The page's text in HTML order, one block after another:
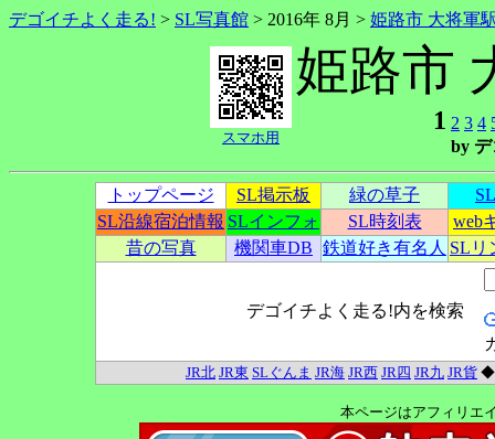
デゴイチよく走る! > SL写真館 > 2016年 8月 > 姫路市 大将軍
スマホ用
姫路市
1 2 3 4
by
トップページ SL掲示板 緑の草子
SL沿線宿泊情報 SLインフォ SL時刻表
web
昔の写真
機関車DB 鉄道好き有名人 SLリ
デゴイチよく走る!内を検索
JR北 JR東 SLぐんま JR海 JR西 JR四 JR九 JR貨
本ページはアフィリエ